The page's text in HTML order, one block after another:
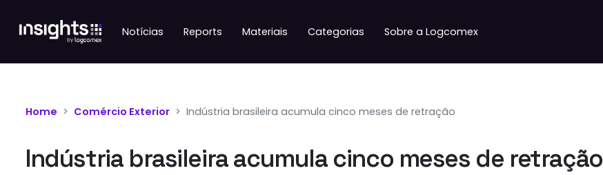
Notícias Reports Materiais Categorias Sobre a Logcomex
Home Comércio Exterior Indústria brasileira acumula cinco meses de retração
Indústria brasileira acumula cinco meses de retração